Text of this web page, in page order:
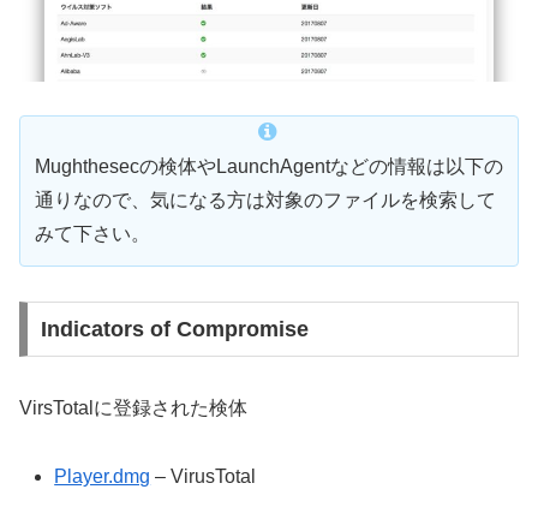
Mughthesecの検体やLaunchAgentなどの情報は以下の
通りなので、気になる方は対象のファイルを検索して
みて下さい。
Indicators of Compromise
VirsTotalに登録された検体
Player.dmg – VirusTotal